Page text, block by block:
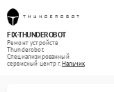
FIX-THUNDEROBOT
Ремонт устройств
Thunderobot
Специализированный
cервисный центр г.Нальчик